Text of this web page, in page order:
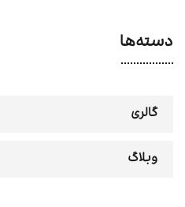
دسته‌ها
گالری
وبلاگ